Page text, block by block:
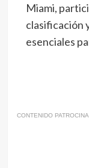
Miami,
clasificación
esenciales
CONTENIDO